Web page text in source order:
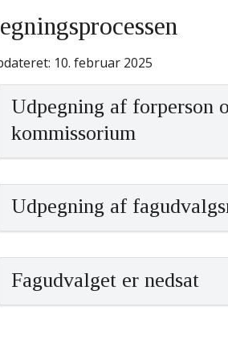
10. februar 2025
Udpegning af forperson
kommissorium
Medicinrådet sender
Udpegning af
Medicinrådet udsender
udpegende enheder
Fagudvalget er nedsat